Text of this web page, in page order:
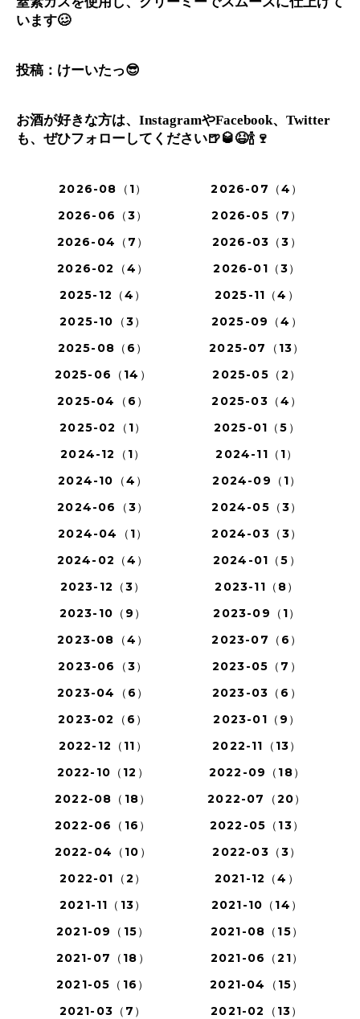
います🥴
投稿：けーいたっ😎
お酒が好きな方は、 InstagramやFacebook、 Twitter
も、ぜひフォローしてください🍺🥃😆🍾🍷
2026-08（1）
2026-07（4）
2026-06（3）
2026-05（7）
2026-04（7）
2026-03（3）
2026-02（4）
2026-01（3）
2025-12（4）
2025-11（4）
2025-10（3）
2025-09（4）
2025-08（6）
2025-07（13）
2025-06（14）
2025-05（2）
2025-04（6）
2025-03（4）
2025-02（1）
2025-01（5）
2024-12（1）
2024-11（1）
2024-10（4）
2024-09（1）
2024-06（3）
2024-05（3）
2024-04（1）
2024-03（3）
2024-02（4）
2024-01（5）
2023-12（3）
2023-11（8）
2023-10（9）
2023-09（1）
2023-08（4）
2023-07（6）
2023-06（3）
2023-05（7）
2023-04（6）
2023-03（6）
2023-02（6）
2023-01（9）
2022-12（11）
2022-11（13）
2022-10（12）
2022-09（18）
2022-08（18）
2022-07（20）
2022-06（16）
2022-05（13）
2022-04（10）
2022-03（3）
2022-01（2）
2021-12（4）
2021-11（13）
2021-10（14）
2021-09（15）
2021-08（15）
2021-07（18）
2021-06（21）
2021-05（16）
2021-04（15）
2021-03（7）
2021-02（13）